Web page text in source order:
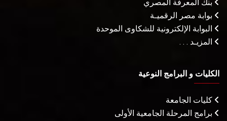
بنك المعرفة المصري
بوابة مصر الرقميـة
البوابة الإلكترونية للشكاوى الموحدة
المزيـد . . .
الكليات و البرامج النوعية
كليات الجامعة
برامج المرحلة الجامعية الأولى